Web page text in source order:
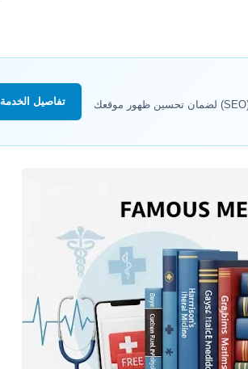
نقدم خدمة صياغة مذكرات ومقالات طبية حصرية ومتوافقة مع معايير السيو (SEO) لضمان تحسين ظهور موقعك
تفاصيل الخدمة